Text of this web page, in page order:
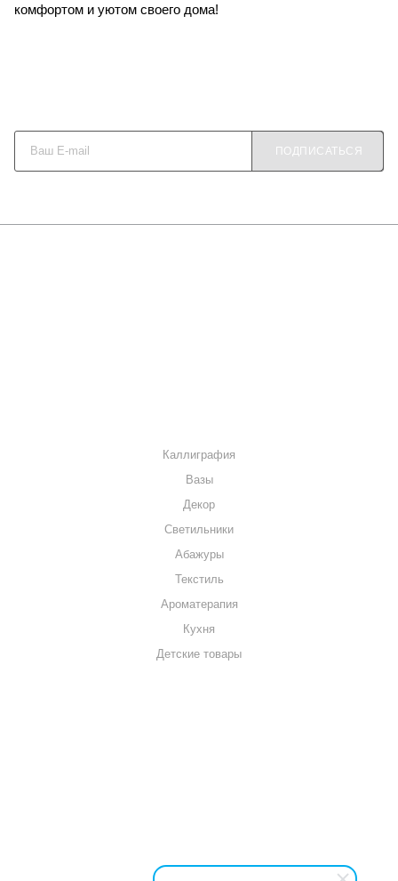
комфортом и уютом своего дома!
ПОДПИСАТЬСЯ
Каллиграфия
Вазы
Декор
Светильники
Абажуры
Текстиль
Ароматерапия
Кухня
Детские товары